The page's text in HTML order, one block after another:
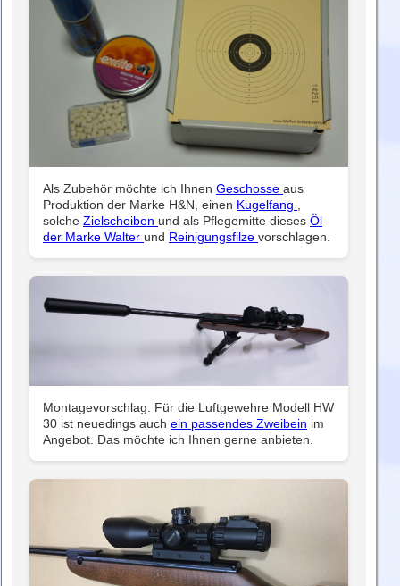
Als Zubehör möchte ich Ihnen Geschosse aus
Produktion der Marke H&N, einen Kugelfang
solche Zielscheiben und als Pflegemitte dieses Öl
der Marke Walter und Reinigungsfilze vorschlagen.
Montagevorschlag: Für die Luftgewehre Modell HW
30 ist neuedings auch ein passendes Zweibein im
Angebot. Das möchte ich Ihnen gerne anbieten.